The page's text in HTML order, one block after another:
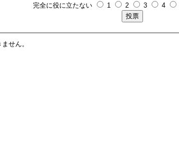
完全に役に立たない 1 2 3 4
せん。